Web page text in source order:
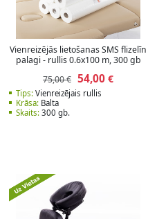
Vienreizējās lietošanas SMS flizelīn
palagi - rullis 0.6x100 m, 300 gb
75,00 € 54,00 €
Tips:Vienreizējais rullis
Krāsa:Balta
Skaits:300 gb.